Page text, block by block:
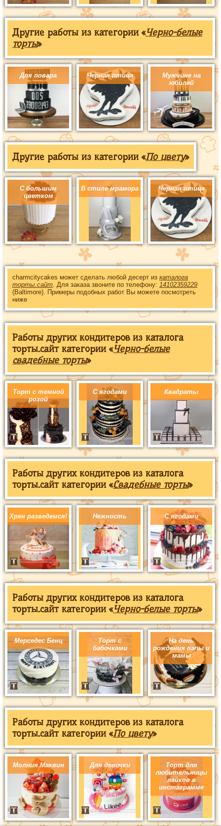
Другие работы из категории «Черно-белые
торты»
Для повара Черная птица
Мужчине на
юбилей
Другие работы из категории «По цвету»
С большим
цветком
В стиле мрамора Черная птица
charmcitycakes может сделать любой десерт из каталога
торты.сайт. Для заказа звоните по телефону: 14102359229
(Baltimore). Примеры подобных работ Вы можете посмотреть
ниже
Работы других кондитеров из каталога
торты.сайт категории «Черно-белые
свадебные торты»
Торт с темной
розой
С ягодами Квадраты
Работы других кондитеров из каталога
торты.сайт категории «Свадебные торты»
Хрен разведемся! Нежность С ягодами
Работы других кондитеров из каталога
торты.сайт категории «Черно-белые торты»
Мерседес Бенц
Торт с
бабочками
На день
рождения папы и
мамы
Работы других кондитеров из каталога
торты.сайт категории «По цвету»
Молния Маквин Для девочки
Торт для
любительницы
лайков в
инстаграмме